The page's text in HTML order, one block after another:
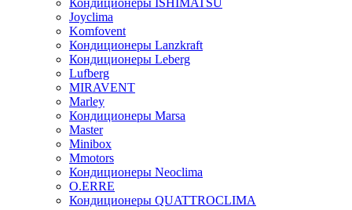
Кондиционеры ISHIMATSU
Joyclima
Komfovent
Кондиционеры Lanzkraft
Кондиционеры Leberg
Lufberg
MIRAVENT
Marley
Кондиционеры Marsa
Master
Minibox
Mmotors
Кондиционеры Neoclima
O.ERRE
Кондиционеры QUATTROCLIMA